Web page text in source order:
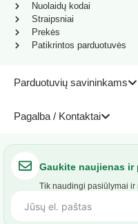
Parduotuvių savininkams
Pagalba / Kontaktai
Nuolaidų kodai
Straipsniai
Prekės
Patikrintos parduotuvės
Gaukite naujienas ir
Tik naudingi pasiūlymai ir